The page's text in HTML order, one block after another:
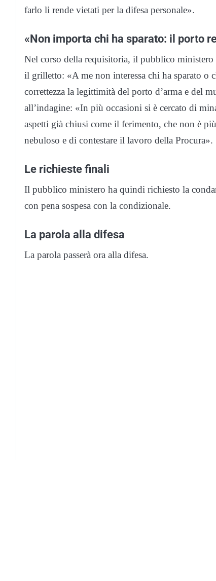
farlo li rende vietati per la difesa personale».
«Non importa chi ha sparato: il porto
Nel corso della requisitoria, il pubblico
il grilletto: «A me non interessa chi ha sparato o
correttezza la legittimità del porto d’arma e del
all’indagine: «In più occasioni si è cercato di
aspetti già chiusi come il ferimento, che non è
nebuloso e di contestare il lavoro della Procura».
Le richieste finali
Il pubblico ministero ha quindi richiesto la
con pena sospesa con la condizionale.
La parola alla difesa
La parola passerà ora alla difesa.